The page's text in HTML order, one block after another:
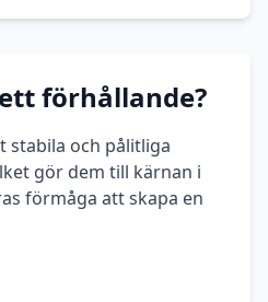
förhållande?
stabila och pålitliga
gör dem till kärnan i
förmåga att skapa en